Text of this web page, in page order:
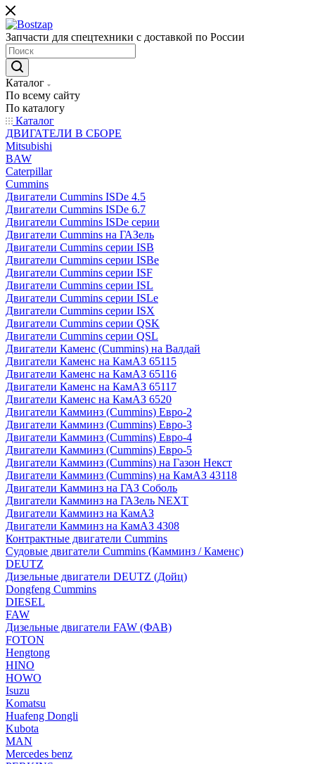
Запчасти для спецтехники с доставкой по России
Каталог
По всему сайту
По каталогу
Каталог
ДВИГАТЕЛИ В СБОРЕ
Mitsubishi
BAW
Caterpillar
Cummins
Двигатели Cummins ISDe 4.5
Двигатели Cummins ISDe 6.7
Двигатели Cummins ISDe серии
Двигатели Cummins на ГАЗель
Двигатели Cummins серии ISB
Двигатели Cummins серии ISBe
Двигатели Cummins серии ISF
Двигатели Cummins серии ISL
Двигатели Cummins серии ISLe
Двигатели Cummins серии ISX
Двигатели Cummins серии QSK
Двигатели Cummins серии QSL
Двигатели Каменс (Cummins) на Валдай
Двигатели Каменс на КамАЗ 65115
Двигатели Каменс на КамАЗ 65116
Двигатели Каменс на КамАЗ 65117
Двигатели Каменс на КамАЗ 6520
Двигатели Камминз (Cummins) Евро-2
Двигатели Камминз (Cummins) Евро-3
Двигатели Камминз (Cummins) Евро-4
Двигатели Камминз (Cummins) Евро-5
Двигатели Камминз (Cummins) на Газон Некст
Двигатели Камминз (Cummins) на КамАЗ 43118
Двигатели Камминз на ГАЗ Соболь
Двигатели Камминз на ГАЗель NEXT
Двигатели Камминз на КамАЗ
Двигатели Камминз на КамАЗ 4308
Контрактные двигатели Cummins
Судовые двигатели Cummins (Камминз / Каменс)
DEUTZ
Дизельные двигатели DEUTZ (Дойц)
Dongfeng Cummins
DIESEL
FAW
Дизельные двигатели FAW (ФАВ)
FOTON
Hengtong
HINO
HOWO
Isuzu
Komatsu
Huafeng Dongli
Kubota
MAN
Mercedes benz